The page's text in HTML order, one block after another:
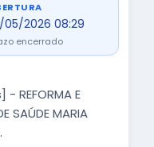
05/2026 08:29
encerrado
REFORMA E
SAÚDE MARIA